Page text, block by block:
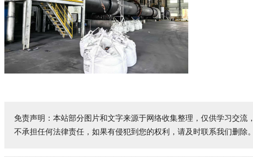
免责声明：本站部分图片和文字来源于网络收集整理，仅供学习交
不承担任何法律责任，如果有侵犯到您的权利，请及时联系我们删除。